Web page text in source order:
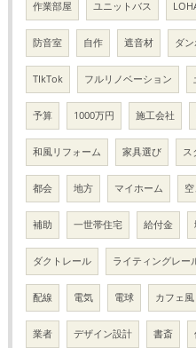
作業部屋 ユニットバス
防音室 自作 遮音材 ダ
TIkTok フルリノベーション
予算 1000万円 施工会社
和風リフォーム 家具選び ス
都会 地方 マイホーム
補助 一世帯住宅 給付金
ダクトレール ライティングレー
配線 電気 電球 カフェ風
業者 デザイン設計 書斎